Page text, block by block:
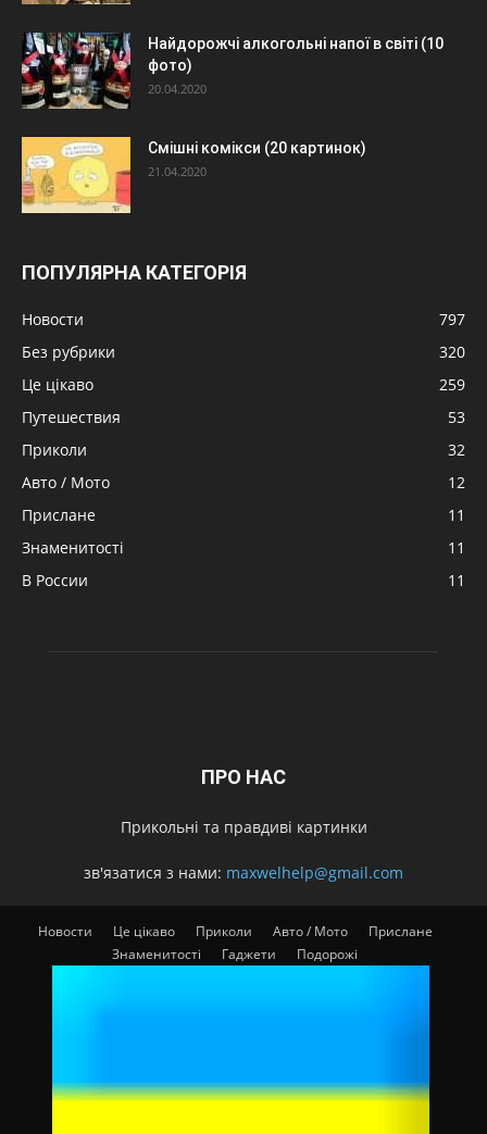
Найдорожчі алкогольні напої в світі (10
фото)
20.04.2020
Смішні комікси (20 картинок)
21.04.2020
ПОПУЛЯРНА КАТЕГОРІЯ
Новости
797
Без рубрики
320
Це цікаво
259
Путешествия
53
Приколи
32
Авто / Мото
12
Прислане
11
Знаменитості
11
В России
11
ПРО НАС
Прикольні та правдиві картинки
зв'язатися з нами: maxwelhelp@gmail.com
Новости Це цікаво Приколи Авто / Мото
Прислане
Знаменитості
Гаджети Подорожі